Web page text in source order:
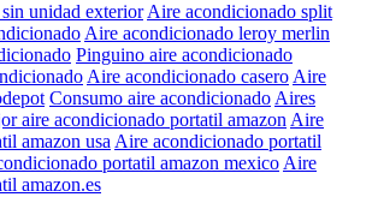
unidad exterior Aire acondicionado split
Aire acondicionado leroy merlin
Pinguino aire acondicionado
Aire acondicionado casero Aire
Consumo aire acondicionado Aires
aire acondicionado portatil amazon Aire
amazon usa Aire acondicionado portatil
portatil amazon mexico Aire
amazon.es